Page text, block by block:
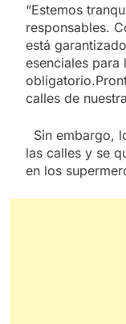
“Estemos
responsables.
está
esenciales para
calles de
Sin embargo,
las calles y se
en los